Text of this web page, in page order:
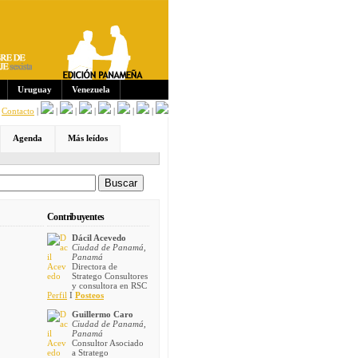
Uruguay Venezuela
Contacto | | | | | | |
Agenda Más leídos
Contribuyentes
Dácil Acevedo
Ciudad de Panamá,
Panamá
Directora de
Stratego Consultores
y consultora en RSC
Perfil I Posteos
Guillermo Caro
Ciudad de Panamá,
Panamá
Consultor Asociado
a Stratego